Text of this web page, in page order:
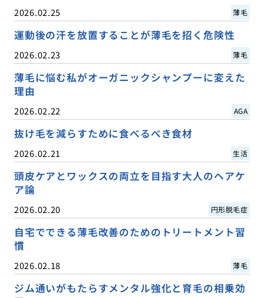
2026.02.25 薄毛
運動後の汗を放置することが薄毛を招く危険性
2026.02.23 薄毛
薄毛に悩む私がオーガニックシャンプーに変えた
理由
2026.02.22 AGA
抜け毛を減らすために食べるべき食材
2026.02.21 生活
頭皮ケアとワックスの両立を目指す大人のヘアケ
ア論
2026.02.20 円形脱毛症
自宅でできる薄毛改善のためのトリートメント習
慣
2026.02.18 薄毛
ジム通いがもたらすメンタル強化と育毛の相乗効